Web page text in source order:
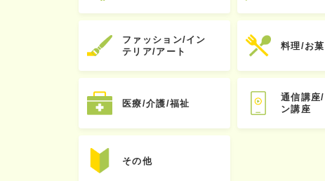
ファッション/イン
テリア/アート
料理/お
医療/介護/福祉
通信講座
ン講座
その他